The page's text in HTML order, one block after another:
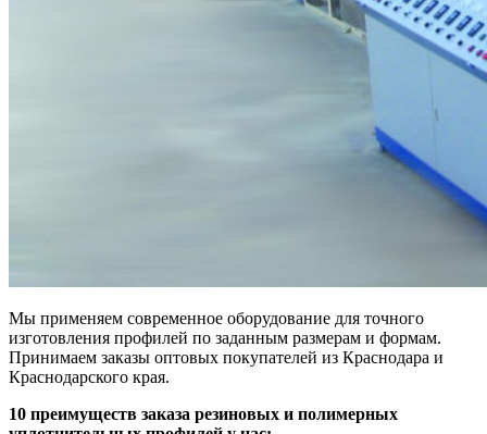
Мы применяем современное оборудование для точного
изготовления профилей по заданным размерам и формам.
Принимаем заказы оптовых покупателей из Краснодара и
Краснодарского края.
10 преимуществ заказа резиновых и полимерных